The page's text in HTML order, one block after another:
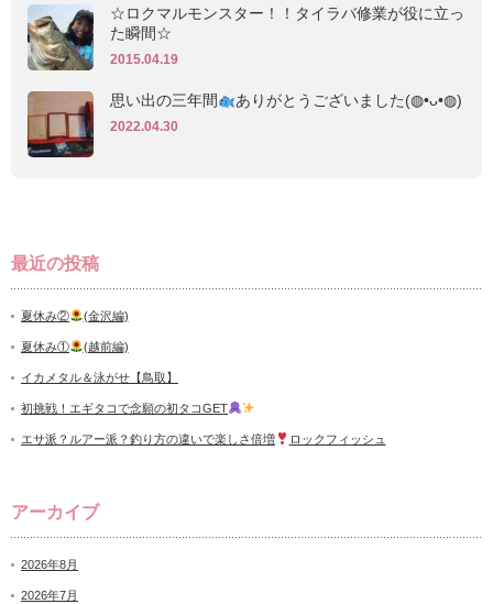
☆ロクマルモンスター！！タイラバ修業が役に立っ
た瞬間☆
2015.04.19
思い出の三年間 ありがとうございました(◍•ᴗ•◍)
2022.04.30
最近の投稿
夏休み② (金沢編)
夏休み① (越前編)
イカメタル＆泳がせ【鳥取】
初挑戦！エギタコで念願の初タコGET
エサ派？ルアー派？釣り方の違いで楽しさ倍増 ロックフィッシュ
アーカイブ
2026年8月
2026年7月